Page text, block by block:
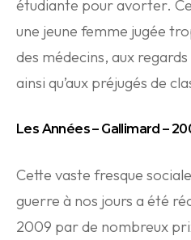
étudiante pour avorter.
une jeune femme jugée
des médecins, aux
ainsi qu’aux préjugés de
Les Années – Gallimard –
Cette vaste fresque
guerre à nos jours a été
2009 par de nombreux